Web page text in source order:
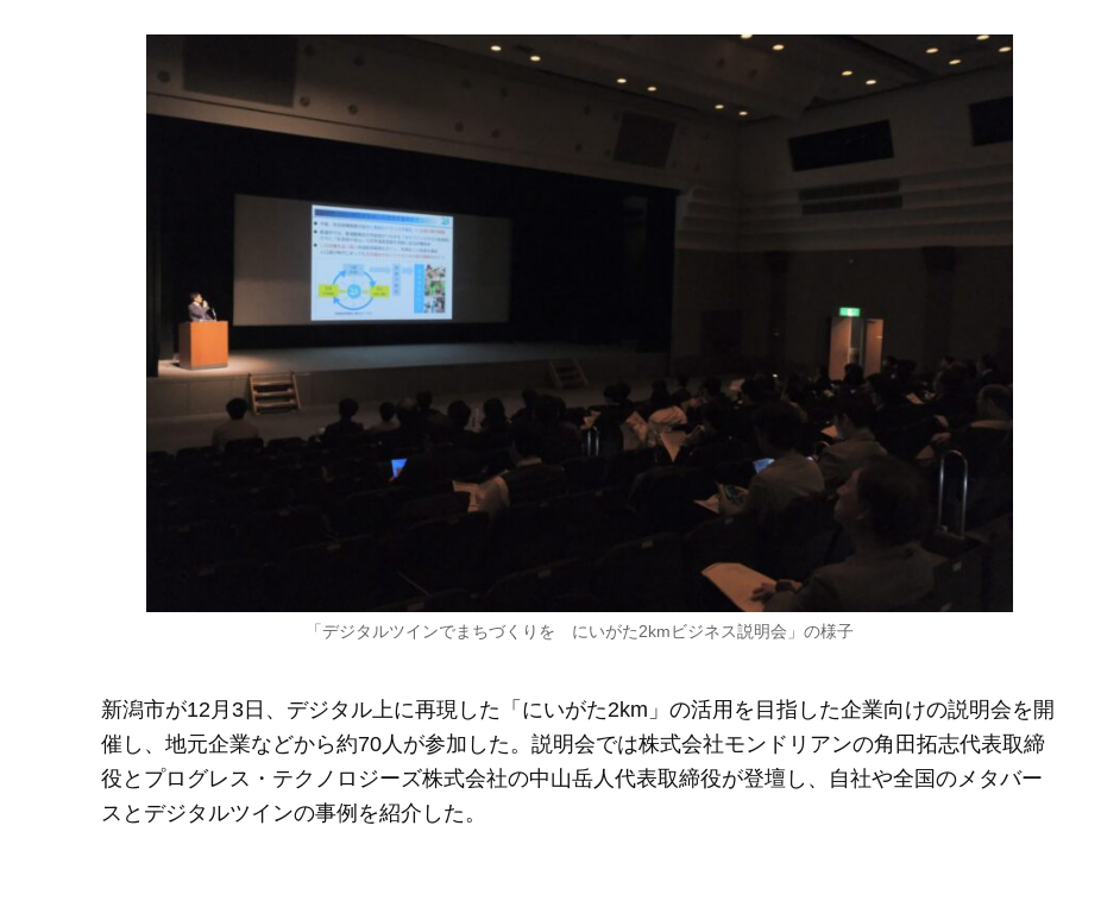
「デジタルツインでまちづくりを にいがた2kmビジネス説明会」の様子
新潟市が12月3日、デジタル上に再現した「にいがた2km」の活用を目指した企業向けの説明会を開
催し、地元企業などから約70人が参加した。説明会では株式会社モンドリアンの角田拓志代表取締
役とプログレス・テクノロジーズ株式会社の中山岳人代表取締役が登壇し、自社や全国のメタバー
スとデジタルツインの事例を紹介した。